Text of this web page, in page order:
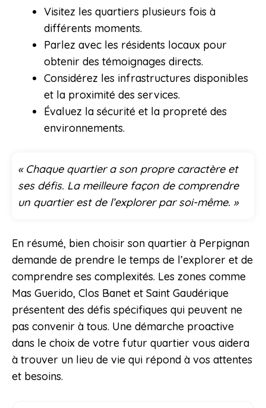
Visitez les quartiers plusieurs fois à
différents moments.
Parlez avec les résidents locaux pour
obtenir des témoignages directs.
Considérez les infrastructures disponibles
et la proximité des services.
Évaluez la sécurité et la propreté des
environnements.
« Chaque quartier a son propre caractère et
ses défis. La meilleure façon de comprendre
un quartier est de l’explorer par soi-même. »
En résumé, bien choisir son quartier à Perpignan
demande de prendre le temps de l’explorer et de
comprendre ses complexités. Les zones comme
Mas Guerido, Clos Banet et Saint Gaudérique
présentent des défis spécifiques qui peuvent ne
pas convenir à tous. Une démarche proactive
dans le choix de votre futur quartier vous aidera
à trouver un lieu de vie qui répond à vos attentes
et besoins.